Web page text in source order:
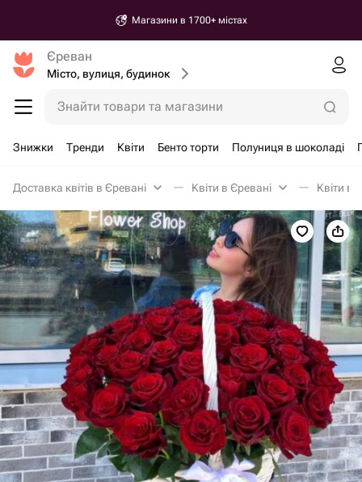
Магазини в 1700+ містах
Єреван
Місто, вулиця, будинок
Знайти товари та магазини
Знижки Тренди Квіти Бенто торти Полуниця в шоколаді
Доставка квітів в Єревані Квіти в Єревані Квіти в